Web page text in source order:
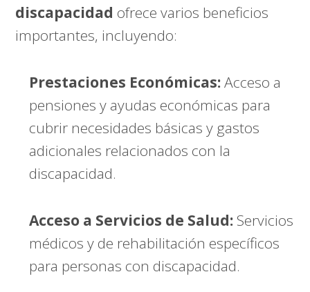
discapacidad ofrece varios beneficios
importantes, incluyendo:
Prestaciones Económicas:Acceso a
pensiones y ayudas económicas para
cubrir necesidades básicas y gastos
adicionales relacionados con la
discapacidad.
Acceso a Servicios de Salud: Servicios
médicos y de rehabilitación específicos
para personas con discapacidad.